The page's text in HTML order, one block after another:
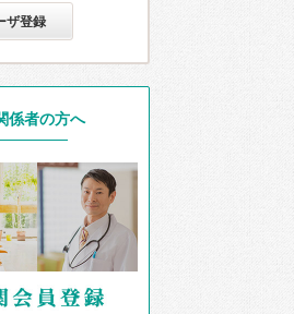
ザ登録
係者の方へ